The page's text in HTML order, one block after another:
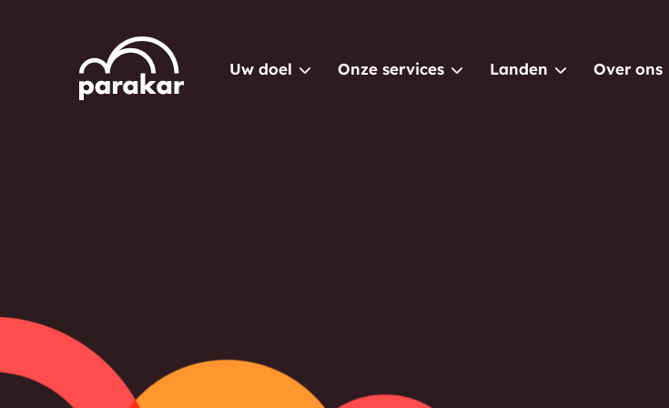
Uw doel Onze services Landen Over ons